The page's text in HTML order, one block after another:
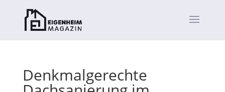
Denkmalgerechte